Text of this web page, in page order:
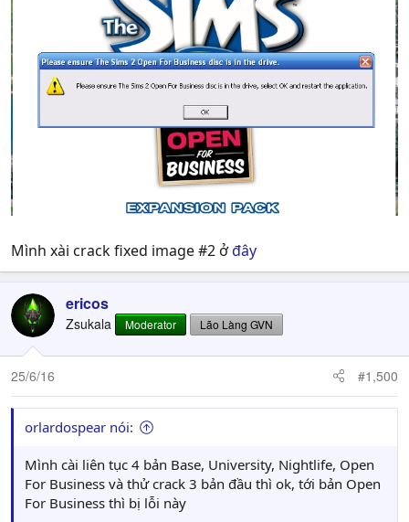
Mình xài crack fixed image #2 ởđây
ericos
Zsukala Moderator Lão Làng GVN
25/6/16 #1,500
orlardospear nói:
Mình cài liên tục 4 bản Base, University, Nightlife, Open
For Business và thử crack 3 bản đầu thì ok, tới bản Open
For Business thì bị lỗi này